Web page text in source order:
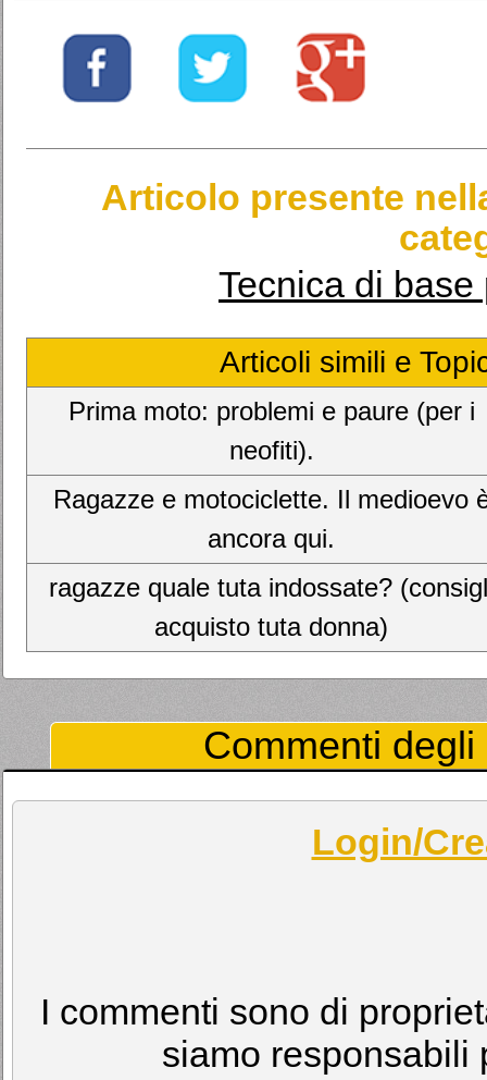
Articolo presente
Tecnica di
Articoli simili e
Prima moto: problemi e paure (per i
neofiti).
Ragazze e motociclette. Il medioevo
ancora qui.
ragazze quale tuta indossate?
acquisto tuta donna)
Commenti
Login/
I commenti sono di
siamo responsabili